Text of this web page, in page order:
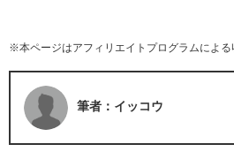
※本ページはアフィリエイトプログラムによ
筆者：イッコウ